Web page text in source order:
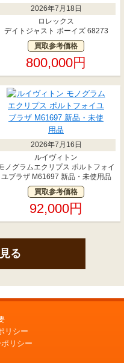
2026年7月18日
ロレックス
デイトジャスト ボーイズ 68273
買取参考価格
800,000円
2026年7月16日
ルイヴィトン
ノグラムエクリプス ポルトフォイ
ユブラザ M61697 新品・未使用品
買取参考価格
92,000円
る
リシー
リシー